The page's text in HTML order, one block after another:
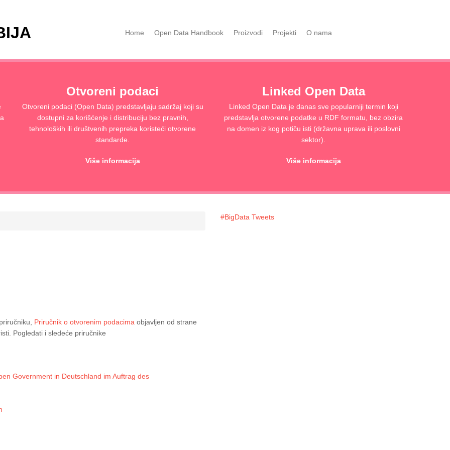
Home Open Data Handbook Proizvodi Projekti O nama
Otvoreni podaci
Otvoreni podaci (Open Data) predstavljaju sadržaj koji su
dostupni za korišćenje i distribuciju bez pravnih,
tehnoloških ili društvenih prepreka koristeći otvorene
standarde.
Više informacija
Linked Open Data
Linked Open Data je danas sve popularniji termin koji
predstavlja otvorene podatke u RDF formatu, bez obzira
na domen iz kog potiču isti (državna uprava ili poslovni
sektor).
Više informacija
Priručnik o otvorenim podacima objavljen od strane
Pogledati i sledeće priručnike
Government in Deutschland im Auftrag des
#BigData Tweets